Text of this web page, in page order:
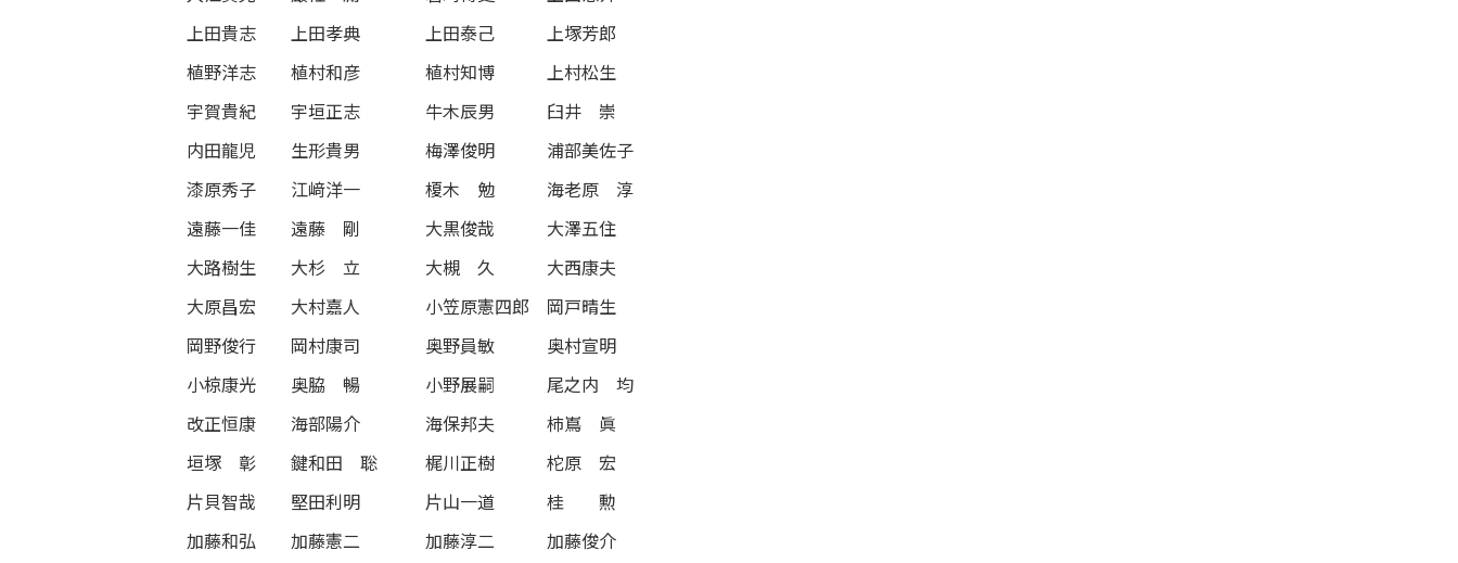
上田貴志
上田孝典 上田泰己
上塚芳郎
植野洋志
植村和彦 植村知博
上村松生
宇賀貴紀
宇垣正志 牛木辰男
臼井 崇
内田龍児
生形貴男 梅澤俊明
浦部美佐子
漆原秀子
江﨑洋一 榎木 勉
海老原 淳
遠藤一佳
遠藤 剛 大黒俊哉
大澤五住
大路樹生
大杉 立 大槻 久
大西康夫
大原昌宏
大村嘉人 小笠原憲四郎
岡戸晴生
岡野俊行
岡村康司 奥野員敏
奥村宣明
小椋康光
奥脇 暢 小野展嗣
尾之内 均
改正恒康
海部陽介 海保邦夫
柿嶌 眞
垣塚 彰
鍵和田 聡 梶川正樹
柁原 宏
片貝智哉
堅田利明 片山一道
桂 勲
加藤和弘
加藤憲二 加藤淳二
加藤俊介